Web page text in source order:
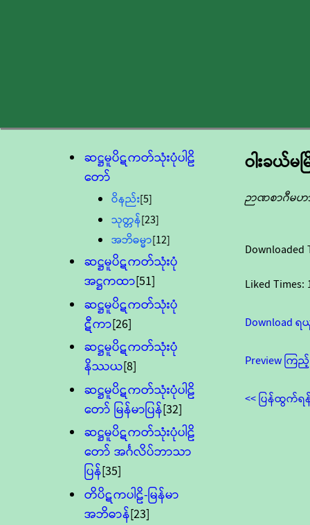
ဆဋ္ဌမူပိဋကတ်သုံးပုံပါဠိ
တော်
ဝိနည်း[5]
သုတ္တန်[23]
အဘိဓမ္မာ[12]
ဆဋ္ဌမူပိဋကတ်သုံးပုံ
အဋ္ဌကထာ[51]
ဆဋ္ဌမူပိဋကတ်သုံးပုံ
ဋီကာ[26]
ဆဋ္ဌမူပိဋကတ်သုံးပုံ
နိဿယ[8]
ဆဋ္ဌမူပိဋကတ်သုံးပုံပါဠိ
တော် မြန်မာပြန်[32]
ဆဋ္ဌမူပိဋကတ်သုံးပုံပါဠိ
တော် အင်္ဂလိပ်ဘာသာ
ပြန်[35]
တိပိဋကပါဠိ-မြန်မာ
အဘိဓာန်[23]
ဝါးခယ်မ
ဉာဏစာဂီမ
Downloaded
Liked Times:
Download
Preview ကြ
<< ပြန်ထွက်ရ